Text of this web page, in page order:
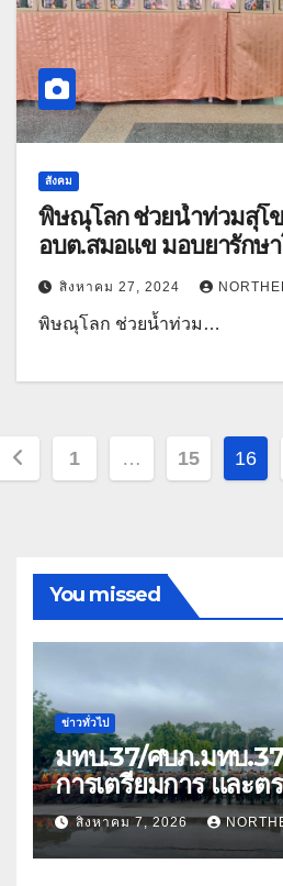
สังคม
พิษณุโลก ช่วยน้ำท่วมสุโ
อบต.สมอแข มอบยารักษ
สิงหาคม 27, 2024
พิษณุโลก ช่วยน้ำท่วม…
1 … 15 16
You missed
ข่าวทั่วไป
มทบ.37/ศบภ.มทบ
การเตรียมการ และต
ด้านการบรรเทาสาธ
สิงหาคม 7, 2026